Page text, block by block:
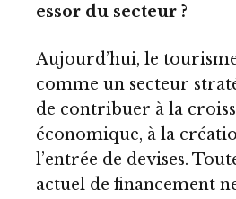
essor du secteur ?
Aujourd’hui, le
comme un secteur
de contribuer à la
économique, à la
l’entrée de devises.
actuel de financement